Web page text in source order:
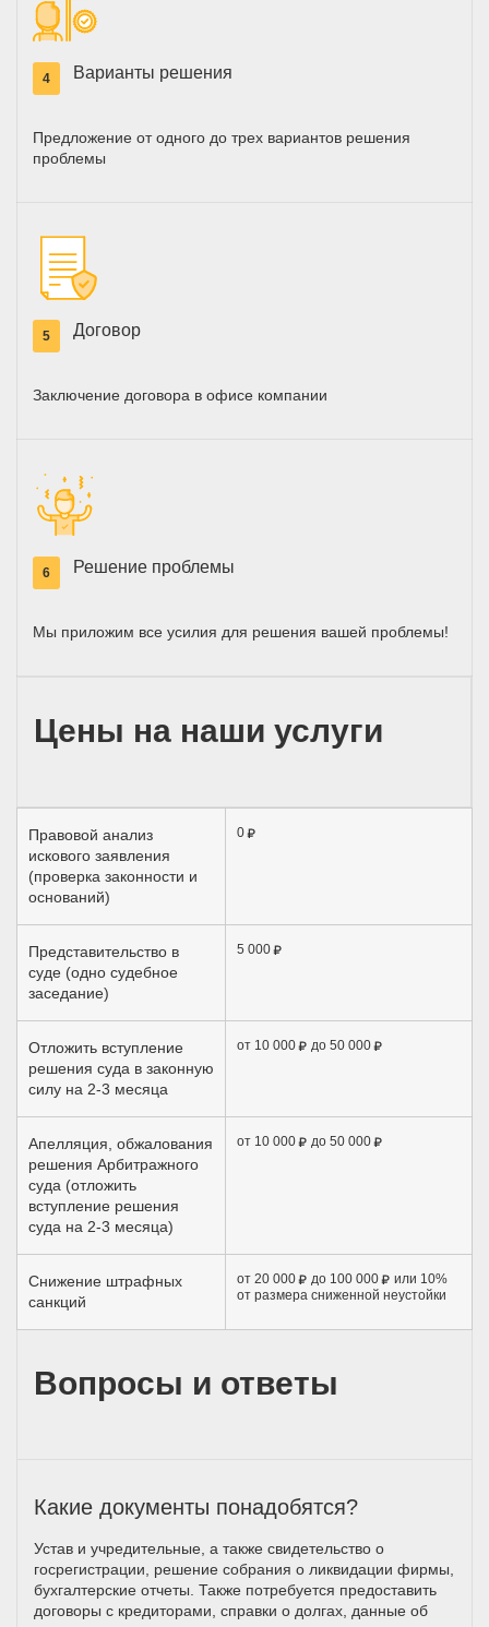
4 Варианты решения
Предложение от одного до трех вариантов решения
проблемы
5 Договор
Заключение договора в офисе компании
6 Решение проблемы
Мы приложим все усилия для решения вашей проблемы!
Цены на наши услуги
Правовой анализ
искового заявления
(проверка законности и
оснований)
0
Представительство в
суде (одно судебное
заседание)
5 000
Отложить вступление
решения суда в законную
силу на 2-3 месяца
от 10 000 до 50 000
Апелляция, обжалования
решения Арбитражного
суда (отложить
вступление решения
суда на 2-3 месяца)
от 10 000 до 50 000
Снижение штрафных
санкций
от 20 000 до 100 000
или 10%
от размера сниженной неустойки
Вопросы и ответы
Какие документы понадобятся?
Устав и учредительные, а также свидетельство о
госрегистрации, решение собрания о ликвидации фирмы,
бухгалтерские отчеты. Также потребуется предоставить
договоры с кредиторами, справки о долгах, данные об